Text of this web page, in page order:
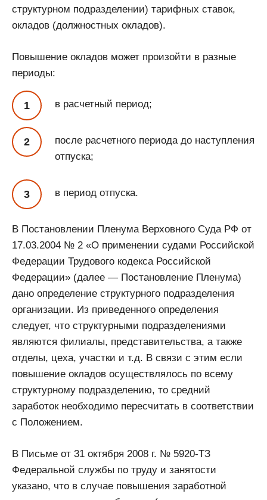
структурном подразделении) тарифных ставок,
окладов (должностных окладов).
Повышение окладов может произойти в разные
периоды:
в расчетный период;
после расчетного периода до наступления
отпуска;
в период отпуска.
В Постановлении Пленума Верховного Суда РФ от
17.03.2004 № 2 «О применении судами Российской
Федерации Трудового кодекса Российской
Федерации» (далее — Постановление Пленума)
дано определение структурного подразделения
организации. Из приведенного определения
следует, что структурными подразделениями
являются филиалы, представительства, а также
отделы, цеха, участки и т.д. В связи с этим если
повышение окладов осуществлялось по всему
структурному подразделению, то средний
заработок необходимо пересчитать в соответствии
с Положением.
В Письме от 31 октября 2008 г. № 5920-ТЗ
Федеральной службы по труду и занятости
указано, что в случае повышения заработной